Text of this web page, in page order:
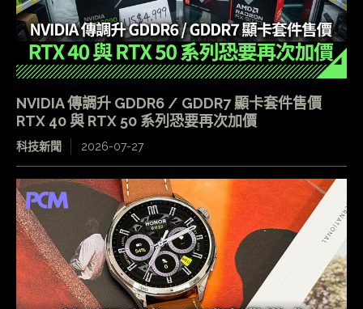
NVIDIA 傳調升 GDDR6 / GDDR7 顯卡套件售價
RTX 40 與 RTX 50 系列恐要再次加價
科技新聞 2026-07-27